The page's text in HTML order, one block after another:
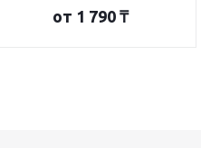
от 1 790 ₸